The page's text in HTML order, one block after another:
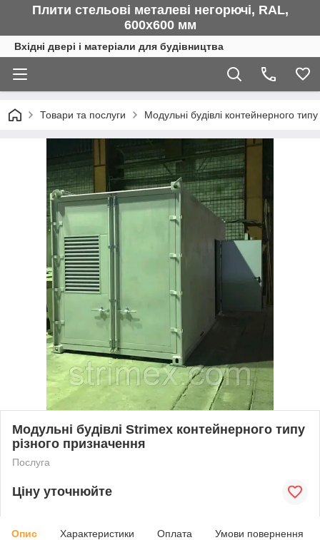
Плити стельові металеві негорючі, RAL,
600х600 мм
Вхідні двері і матеріали для будівництва
Товари та послуги Модульні будівлі контейнерного типу
Модульні будівлі Strimex контейнерного типу
різного призначення
Послуга
Ціну уточнюйте
Опис Характеристики Оплата Умови повернення